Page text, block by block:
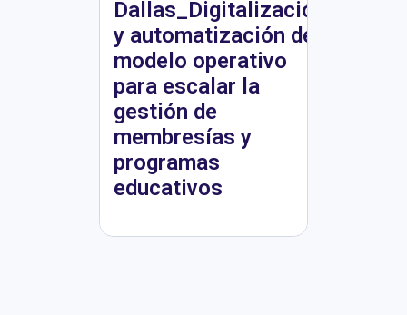
Dallas_Digitalización
y automatización del
modelo operativo
para escalar la
gestión de
membresías y
programas
educativos